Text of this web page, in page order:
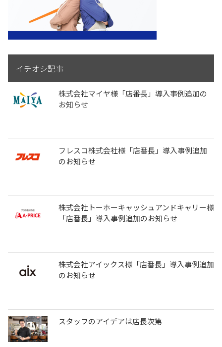
イチオシ記事
株式会社マイヤ様「店番長」導入事例追加の
お知らせ
フレスコ株式会社様「店番長」導入事例追加
のお知らせ
株式会社トーホーキャッシュアンドキャリー様
「店番長」導入事例追加のお知らせ
株式会社アイックス様「店番長」導入事例追加
のお知らせ
スタッフのアイデアは店長次第